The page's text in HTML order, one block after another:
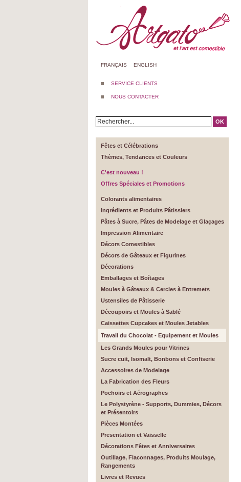
FRANÇAIS ENGLISH
SERVICE CLIENTS
NOUS CONTACTER
OK
Fêtes et Célébrations
Thèmes, Tendances et Couleurs
C'est nouveau !
Offres Spéciales et Promotions
Colorants alimentaires
Ingrédients et Produits Pâtissiers
Pâtes à Sucre, Pâtes de Modelage et Glaçages
Impression Alimentaire
Décors Comestibles
Décors de Gâteaux et Figurines
Décorations
Emballages et Boîtages
Moules à Gâteaux & Cercles à Entremets
Ustensiles de Pâtisserie
Découpoirs et Moules à Sablé
Caissettes Cupcakes et Moules Jetables
Travail du Chocolat - Equipement et Moules
Les Grands Moules pour Vitrines
Sucre cuit, Isomalt, Bonbons et Confiserie
Accessoires de Modelage
La Fabrication des Fleurs
Pochoirs et Aérographes
Le Polystyrène - Supports, Dummies, Décors
et Présentoirs
Pièces Montées
Presentation et Vaisselle
Décorations Fêtes et Anniversaires
Outillage, Flaconnages, Produits Moulage,
Rangements
Livres et Revues